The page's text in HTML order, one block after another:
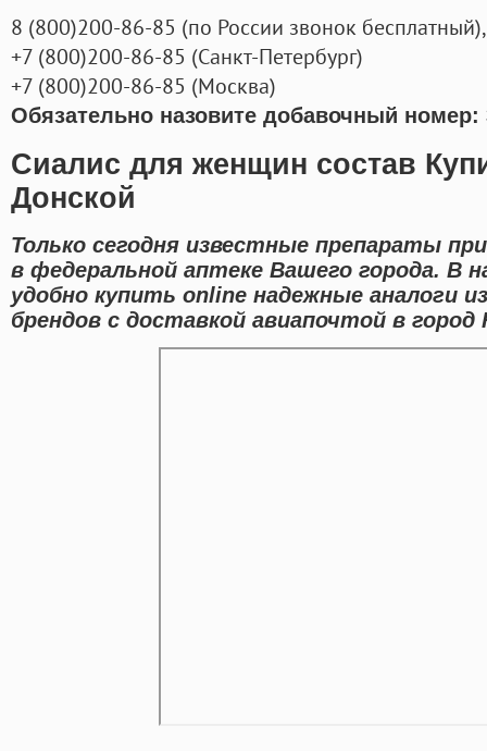
8 (800)200-86-85 (по России звонок бесплатный),
+7 (800)200-86-85 (Санкт-Петербург)
+7 (800)200-86-85 (Москва)
Обязательно назовите добавочный номер:
Сиалис для женщин состав
Донской
Только сегодня известные препараты
в федеральной аптеке Вашего города. В
удобно купить online надежные аналоги
брендов с доставкой авиапочтой в город